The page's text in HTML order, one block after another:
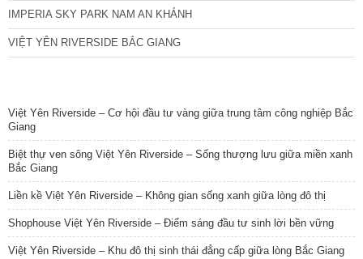
IMPERIA SKY PARK NAM AN KHÁNH
VIỆT YÊN RIVERSIDE BẮC GIANG
Việt Yên Riverside – Cơ hội đầu tư vàng giữa trung tâm công nghiệp Bắc
Giang
Biệt thự ven sông Việt Yên Riverside – Sống thượng lưu giữa miền xanh
Bắc Giang
Liền kề Việt Yên Riverside – Không gian sống xanh giữa lòng đô thị
Shophouse Việt Yên Riverside – Điểm sáng đầu tư sinh lời bền vững
Việt Yên Riverside – Khu đô thị sinh thái đẳng cấp giữa lòng Bắc Giang